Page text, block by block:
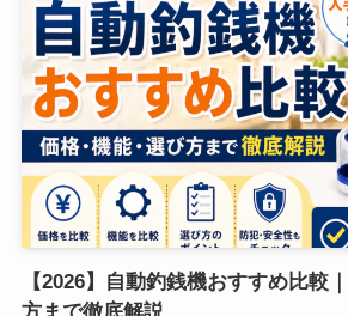
【2026】自動釣銭機おすすめ比較